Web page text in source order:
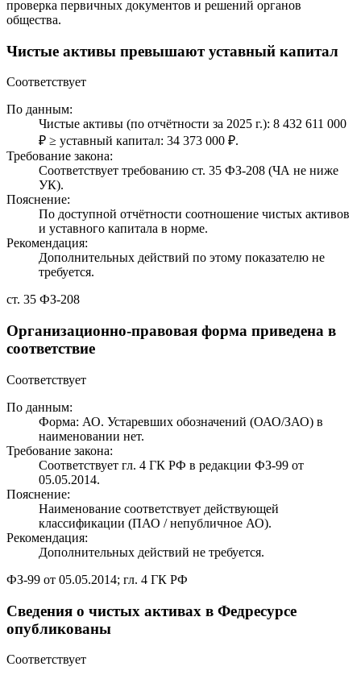
проверка первичных документов и решений органов
общества.
Чистые активы превышают уставный капитал
Соответствует
По данным:
Чистые активы (по отчётности за 2025 г.): 8 432 611 000
₽ ≥ уставный капитал: 34 373 000 ₽.
Требование закона:
Соответствует требованию ст. 35 ФЗ-208 (ЧА не ниже
УК).
Пояснение:
По доступной отчётности соотношение чистых активов
и уставного капитала в норме.
Рекомендация:
Дополнительных действий по этому показателю не
требуется.
ст. 35 ФЗ-208
Организационно-правовая форма приведена в
соответствие
Соответствует
По данным:
Форма: АО. Устаревших обозначений (ОАО/ЗАО) в
наименовании нет.
Требование закона:
Соответствует гл. 4 ГК РФ в редакции ФЗ-99 от
05.05.2014.
Пояснение:
Наименование соответствует действующей
классификации (ПАО / непубличное АО).
Рекомендация:
Дополнительных действий не требуется.
ФЗ-99 от 05.05.2014; гл. 4 ГК РФ
Сведения о чистых активах в Федресурсе
опубликованы
Соответствует